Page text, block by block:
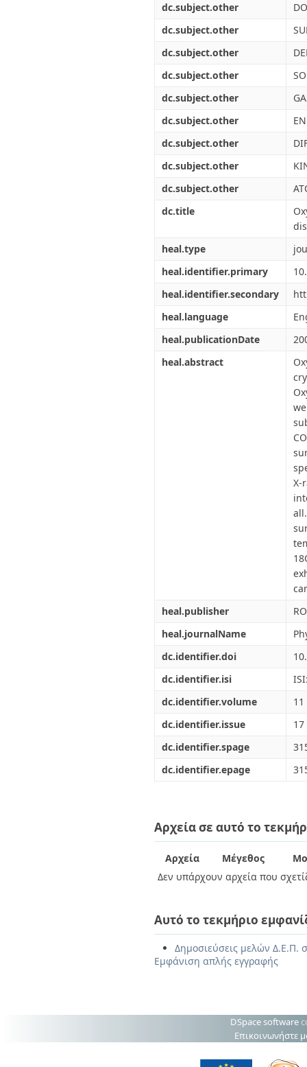
dc.subject.other
dc.subject.other
dc.subject.other
dc.subject.other
dc.subject.other
dc.subject.other
dc.subject.other
dc.subject.other
dc.subject.other
dc.title
heal.type
heal.identifier.primary
heal.identifier.secondary
heal.language
heal.publicationDate
heal.abstract
X-
heal.publisher
heal.journalName
dc.identifier.doi
dc.identifier.isi
dc.identifier.volume
11
dc.identifier.issue
17
dc.identifier.spage
dc.identifier.epage
Αρχεία σε αυτό το
Αρχεία Μέγεθος
Δεν υπάρχουν αρχεία που
Αυτό το τεκμήριο
Δημοσιεύσεις μελών Δ.Ε.Π.
Εμφάνιση απλής εγγραφής
DSpace software
Επικοινωνήστε